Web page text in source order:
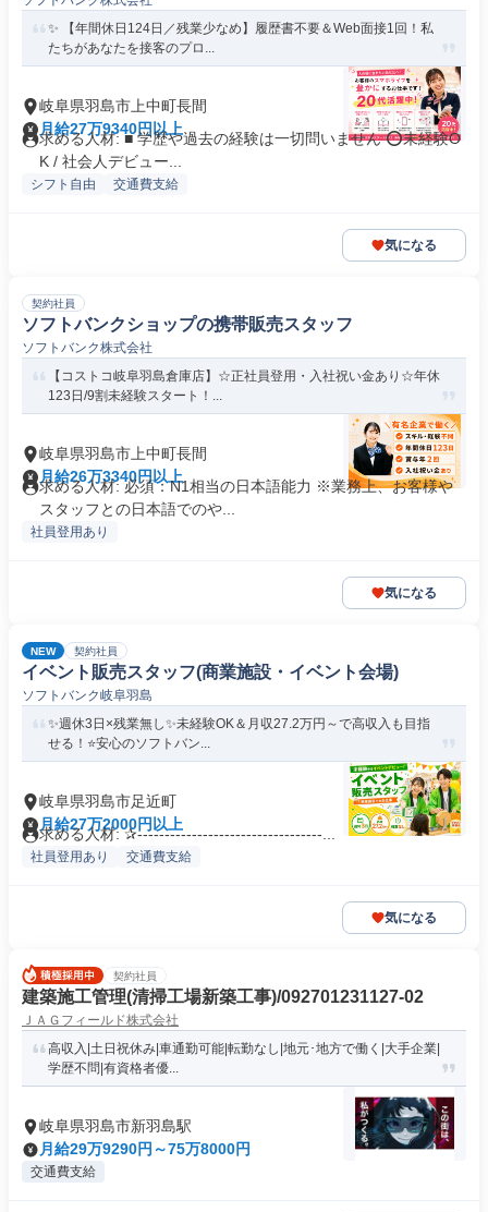
✨ 【年間休日124日／残業少なめ】履歴書不要＆Web面接1回！私
たちがあなたを接客のプロ...
岐阜県羽島市上中町長間
月給27万9340円以上
求める人材: ■ 学歴や過去の経験は一切問いません ⭕未経験O
K / 社会人デビュー...
シフト自由 交通費支給
気になる
契約社員
ソフトバンクショップの携帯販売スタッフ
ソフトバンク株式会社
【コストコ岐阜羽島倉庫店】☆正社員登用・入社祝い金あり☆年休
123日/9割未経験スタート！...
岐阜県羽島市上中町長間
月給26万3340円以上
求める人材: 必須：N1相当の日本語能力 ※業務上、お客様や
スタッフとの日本語でのや...
社員登用あり
気になる
NEW 契約社員
イベント販売スタッフ(商業施設・イベント会場)
ソフトバンク岐阜羽島
✨週休3日×残業無し✨未経験OK＆月収27.2万円～で高収入も目指
せる！⭐安心のソフトバン...
岐阜県羽島市足近町
月給27万2000円以上
求める人材: ✰----------------------------------...
社員登用あり 交通費支給
気になる
契約社員
建築施工管理(清掃工場新築工事)/092701231127-02
ＪＡＧフィールド株式会社
高収入|土日祝休み|車通勤可能|転勤なし|地元･地方で働く|大手企業|
学歴不問|有資格者優...
岐阜県羽島市新羽島駅
月給29万9290円～75万8000円
交通費支給